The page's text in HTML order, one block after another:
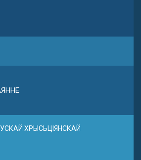
ХРЫСЬЦІЯНСКАЙ